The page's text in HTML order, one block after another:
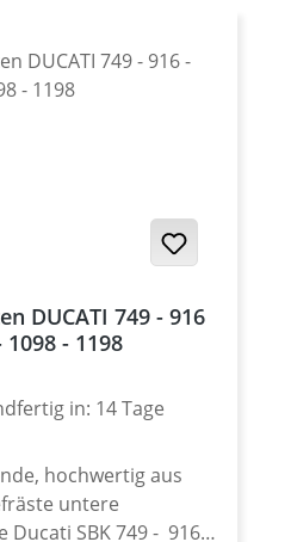
DUCATI 749 - 916
1098 - 1198
in: 14 Tage
hochwertig aus
untere
SBK 749 - 916 -